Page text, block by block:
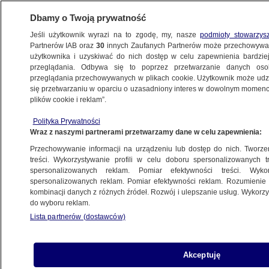
WARSZAWA
ŻOLIBORZ
na jednej wystawie
4.10.2025, 13:58
Posłuchaj artykułu
Czyta lektor AI
Dbamy o Twoją prywatność
Jeśli użytkownik wyrazi na to zgodę, my, naszepodmioty
Partnerów IAB oraz30 innych Zaufanych Partnerów może
użytkownika i uzyskiwać do nich dostęp w celu zapewnienia
przeglądania. Odbywa się to poprzez przetwarzanie danych
przeglądania przechowywanych w plikach cookie. Użytkownik może
się przetwarzaniu w oparciu o uzasadniony interes w dowolnym
plików cookie i reklam”.
Polityka Prywatności
Wraz z naszymi partnerami przetwarzamy dane w celu zapewnienia:
Przechowywanie informacji na urządzeniu lub dostęp do nich.
treści. Wykorzystywanie profili w celu doboru spersonalizowanych
spersonalizowanych reklam. Pomiar efektywności treści.
spersonalizowanych reklam. Pomiar efektywności reklam.
kombinacji danych z różnych źródeł. Rozwój i ulepszanie usług.
do wyboru reklam.
Lista partnerów (dostawców)
Akceptuję